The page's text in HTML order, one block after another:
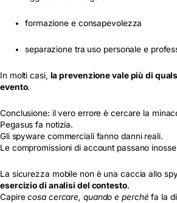
formazione e consapevolezza
separazione tra uso personale e
In molti casi, la prevenzione vale più di
evento.
Conclusione: il vero errore è cercare la
Pegasus fa notizia.
Gli spyware commerciali fanno danni reali.
Le compromissioni di account passano
La sicurezza mobile non è una caccia allo
esercizio di analisi del contesto.
Capirecosa cercare, quando e perché fa la